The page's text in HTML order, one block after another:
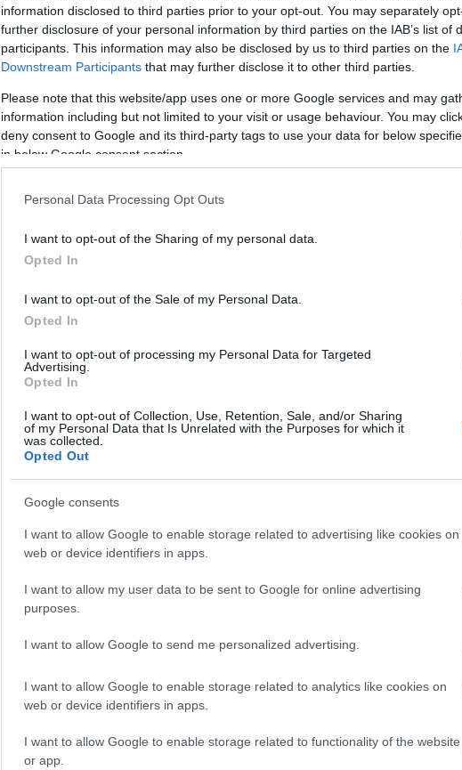
information disclosed to third parties prior to your opt-out. You may separately
further disclosure of your personal information by third parties on the IAB’s list of
participants. This information may also be disclosed by us to third parties on the
Downstream Participants that may further disclose it to other third parties.
Please note that this website/app uses one or more Google services and may
information including but not limited to your visit or usage behaviour. You may
deny consent to Google and its third-party tags to use your data for below
in below Google consent section.
Personal Data Processing Opt Outs
I want to opt-out of the Sharing of my personal data.
Opted In
I want to opt-out of the Sale of my Personal Data.
Opted In
I want to opt-out of processing my Personal Data for Targeted
Advertising.
Opted In
I want to opt-out of Collection, Use, Retention, Sale, and/or Sharing
of my Personal Data that Is Unrelated with the Purposes for which it
was collected.
Opted Out
Google consents
I want to allow Google to enable storage related to advertising like cookies on
web or device identifiers in apps.
I want to allow my user data to be sent to Google for online advertising
purposes.
I want to allow Google to send me personalized advertising.
I want to allow Google to enable storage related to analytics like cookies on
web or device identifiers in apps.
I want to allow Google to enable storage related to functionality of the website
or app.